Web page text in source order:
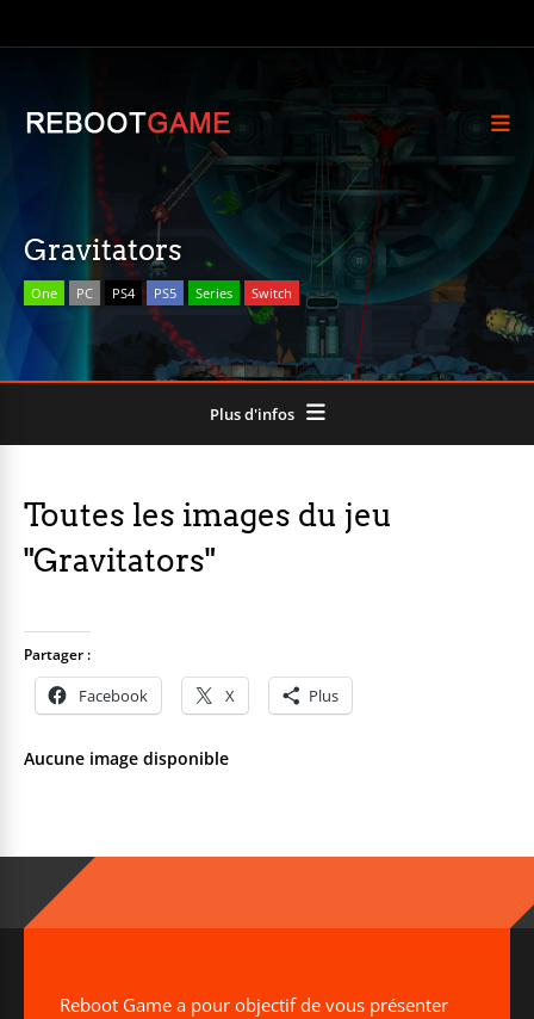
Gravitators
One PC PS4 PS5 Series Switch
Plus d'infos
Toutes les images du jeu
"Gravitators"
Partager :
Facebook X Plus
Aucune image disponible
Reboot Game a pour objectif de vous présenter